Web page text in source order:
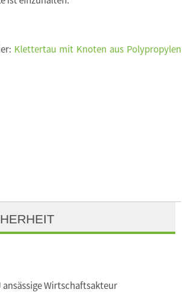
Klettertau mit Knoten aus Polypropylen
Wirtschaftsakteur